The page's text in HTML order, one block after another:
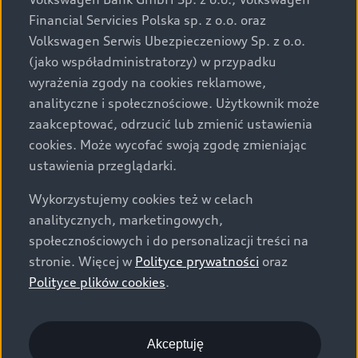
za dopłatą. Wiążące ustalenie ceny, wyposażenia i
specyfikacji pojazdu następują w umowie sprzedaży, a
określenie parametrów technicznych zawiera
świadectwo homologacji typu pojazdu. Zastrzegamy
sobie prawo do zmian i pomyłek. Wszelkie informacje
prezentowane na stronie są aktualne na dzień ich
zamieszczania. W celu uzyskania najnowszych
informacji prosimy kontaktować się z Partnerem Marki
Audi.
Wszystkie produkowane obecnie samochody marki Audi
są wykonywane z materiałów spełniających pod
względem możliwości odzysku i recyklingu wymagania
określone w normie ISO 22628 i są zgodne z
europejskimi świadectwami homologacji wydanymi wg
o.o. podlega obowiązkowi zapewnienia wszystkim
użytkownikom samochodów marki Volkswagen sieci
Financial Servicies Polska sp. z o.o. oraz
Volkswagen Serwis Ubezpieczeniowy Sp. z o.o.
(jako współadministratorzy) w przypadku
wyrażenia zgody na cookies reklamowe,
analityczne i społecznościowe. Użytkownik może
zaakceptować, odrzucić lub zmienić ustawienia
cookies. Może wycofać swoją zgodę zmieniając
ustawienia przeglądarki.
Wykorzystujemy cookies też w celach
analitycznych, marketingowych,
społecznościowych i do personalizacji treści na
stronie. Więcej w Polityce prywatności oraz
Polityce plików cookies.
Akceptuję